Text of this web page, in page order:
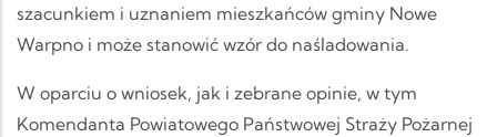
szacunkiem i uznaniem mieszkańców gminy Nowe
Warpno i może stanowić wzór do naśladowania.
W oparciu o wniosek, jak i zebrane opinie, w tym
Komendanta Powiatowego Państwowej Straży Pożarnej